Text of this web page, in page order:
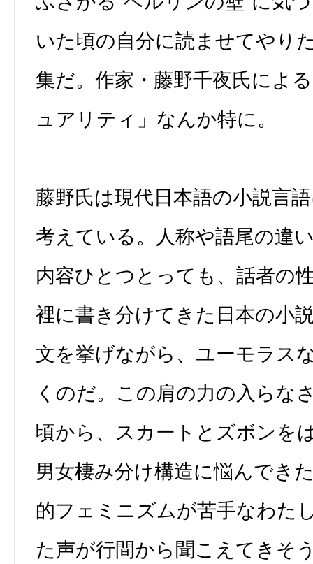
いた頃の自分に読ませてやり
集だ。作家・藤野千夜氏によ
ュアリティ」なんか特に。
藤野氏は現代日本語の小説言
考えている。人称や語尾の違
内容ひとつとっても、話者の
裡に書き分けてきた日本の小
文を挙げながら、ユーモラス
くのだ。この肩の力の入らな
頃から、スカートとズボンを
男女棲み分け構造に悩んでき
的フェミニズムが苦手なわた
た声が行間から聞こえてきそ